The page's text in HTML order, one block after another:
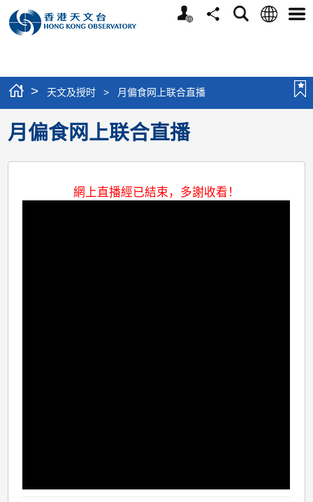
个
分
搜
语
选
> 天文及授时 > 月偏食网上联合直播
月偏食网上联合直播
網上直播經已結束，多謝收看！